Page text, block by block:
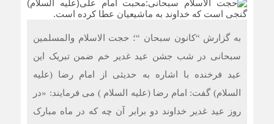
به گزارش “کانون سبحان “؛ حجت الاسلام والمسلمین
سبحانی در شب جشن عید غدیر خم ضمن تبریک این
عید فرخنده با اشاره به حدیثی از امام رضا (علیه
السلام) گفت: امام رضا (علیه السلام ) می فرمایند: «در
روز عید غدیر خداوند دو برابر آن چه که در ماه مبارک